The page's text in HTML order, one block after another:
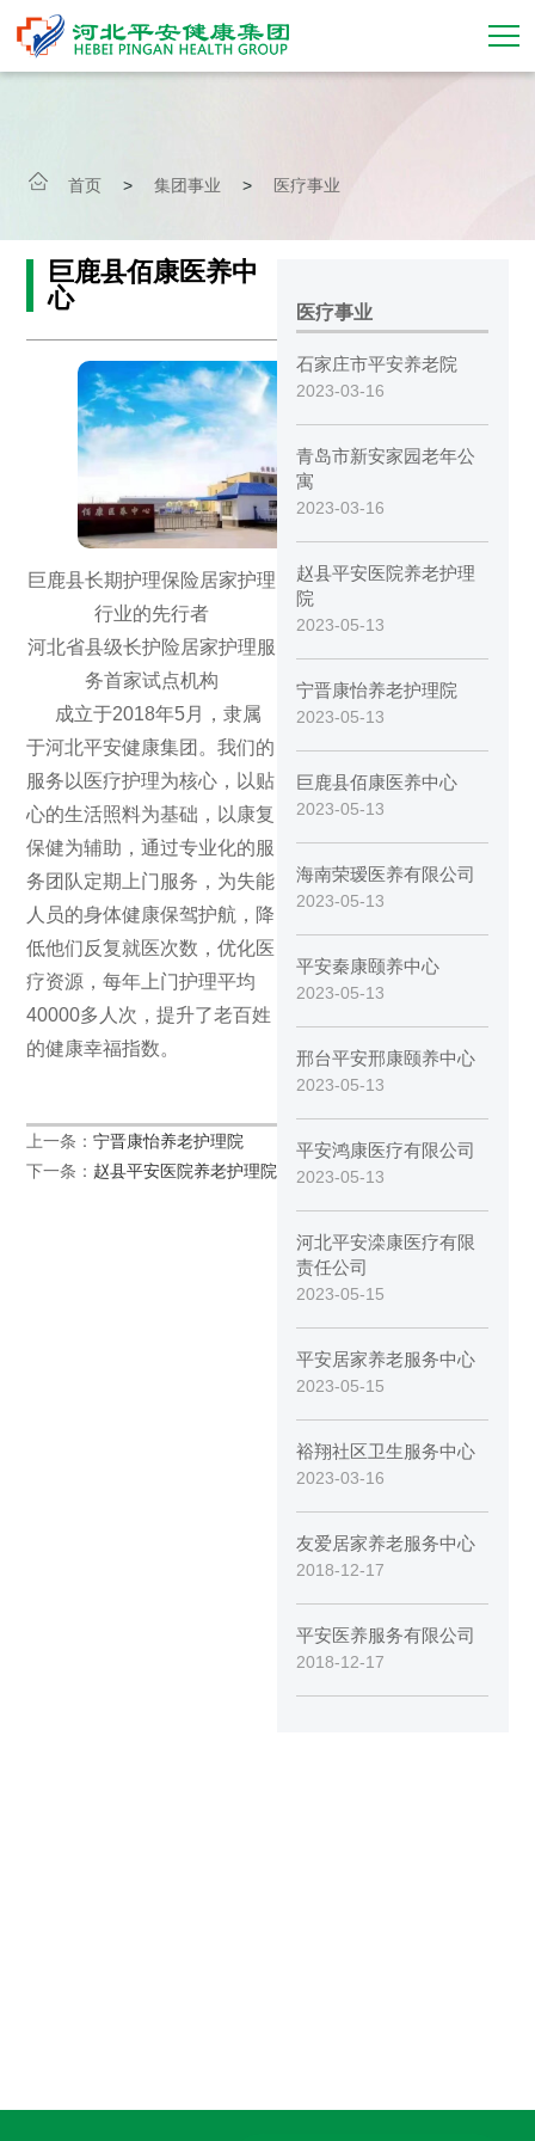
集团事业
企业文化
招标信息
首页 > 集团事业 > 医疗事业
巨鹿县佰康医养中
心
巨鹿县长期护理保险居家护理
行业的先行者
河北省县级长护险居家护理服
务首家试点机构
成立于2018年5月，隶属
于河北平安健康集团。我们的
服务以医疗护理为核心，以贴
心的生活照料为基础，以康复
保健为辅助，通过专业化的服
务团队定期上门服务，为失能
人员的身体健康保驾护航，降
低他们反复就医次数，优化医
疗资源，每年上门护理平均
40000多人次，提升了老百姓
的健康幸福指数。
上一条：宁晋康怡养老护理院
下一条： 赵县平安医院养老护理院
医疗事业
石家庄市平安养老院
2023-03-16
青岛市新安家园老年公
寓
2023-03-16
赵县平安医院养老护理
院
2023-05-13
宁晋康怡养老护理院
2023-05-13
巨鹿县佰康医养中心
2023-05-13
海南荣瑷医养有限公司
2023-05-13
平安秦康颐养中心
2023-05-13
邢台平安邢康颐养中心
2023-05-13
平安鸿康医疗有限公司
2023-05-13
河北平安滦康医疗有限
责任公司
2023-05-15
平安居家养老服务中心
2023-05-15
裕翔社区卫生服务中心
2023-03-16
友爱居家养老服务中心
2018-12-17
平安医养服务有限公司
2018-12-17